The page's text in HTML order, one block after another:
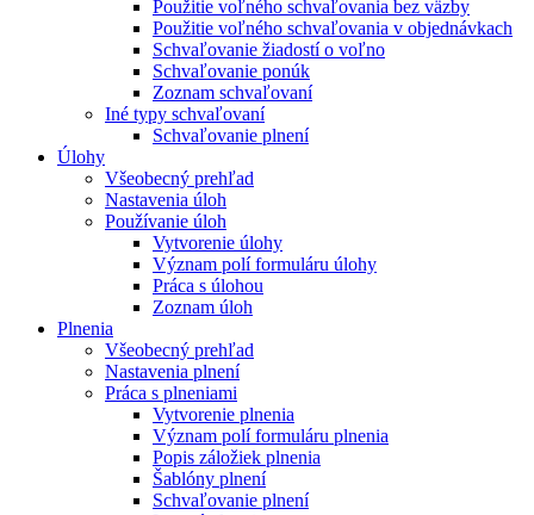
Použitie voľného schvaľovania bez väzby
Použitie voľného schvaľovania v objednávkach
Schvaľovanie žiadostí o voľno
Schvaľovanie ponúk
Zoznam schvaľovaní
Iné typy schvaľovaní
Schvaľovanie plnení
Úlohy
Všeobecný prehľad
Nastavenia úloh
Používanie úloh
Vytvorenie úlohy
Význam polí formuláru úlohy
Práca s úlohou
Zoznam úloh
Plnenia
Všeobecný prehľad
Nastavenia plnení
Práca s plneniami
Vytvorenie plnenia
Význam polí formuláru plnenia
Popis záložiek plnenia
Šablóny plnení
Schvaľovanie plnení